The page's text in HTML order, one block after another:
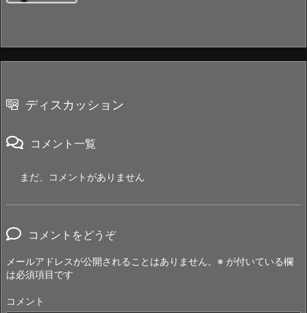
ディスカッション
コメント一覧
まだ、コメントがありません
コメントをどうぞ
メールアドレスが公開されることはありません。 ※ が付いている欄
は必須項目です
コメント